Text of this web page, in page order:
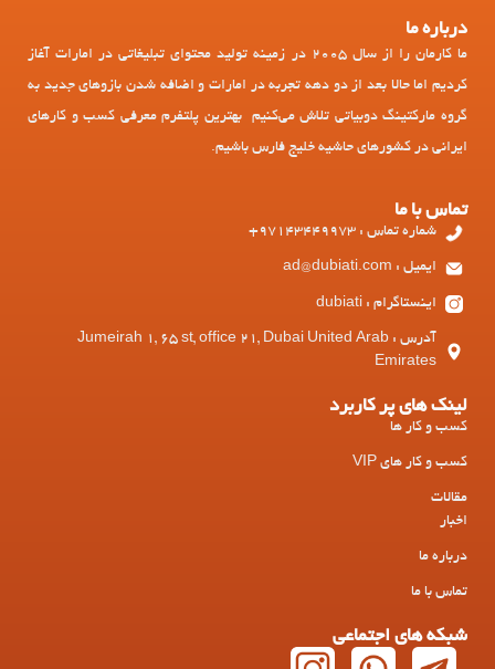
درباره ما
ما کارمان را از سال 2005 در زمینه تولید محتوای تبلیغاتی در امارات آغاز
کردیم اما حالا بعد از دو دهه تجربه در امارات و اضافه شدن بازوهای جدید به
گروه مارکتینگ دوبیاتی تلاش می‌کنیم بهترین پلتفرم معرفی کسب و کارهای
ایرانی در کشورهای حاشیه خلیج فارس باشیم.
تماس با ما
شماره تماس : 97143449973+
ایمیل : ad@dubiati.com
اینستاگرام : dubiati
آدرس : Jumeirah 1, 65 st, office 21, Dubai United Arab
Emirates
لینک های پر کاربرد
کسب و کار ها
کسب و کار های VIP
مقالات
اخبار
درباره ما
تماس با ما
شبکه های اجتماعی